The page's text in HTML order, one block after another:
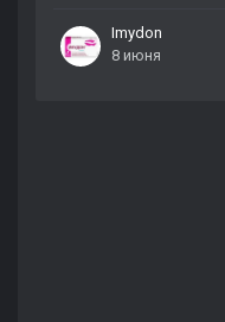
Imydon
8 июня